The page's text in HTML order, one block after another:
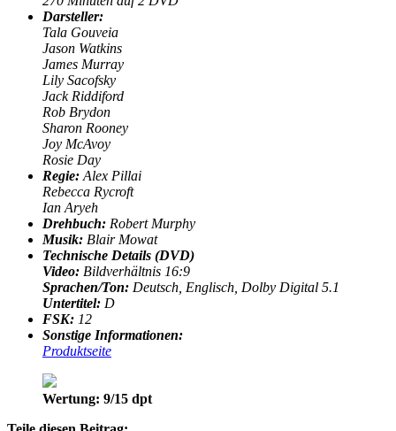
Darsteller:
Tala Gouveia
Jason Watkins
James Murray
Lily Sacofsky
Jack Riddiford
Rob Brydon
Sharon Rooney
Joy McAvoy
Rosie Day
Regie: Alex Pillai
Rebecca Rycroft
Ian Aryeh
Drehbuch: Robert Murphy
Musik: Blair Mowat
Technische Details (DVD)
Video: Bildverhältnis 16:9
Sprachen/Ton: Deutsch, Englisch, Dolby Digital 5.1
Untertitel: D
FSK: 12
Sonstige Informationen:
Produktseite
Wertung: 9/15 dpt